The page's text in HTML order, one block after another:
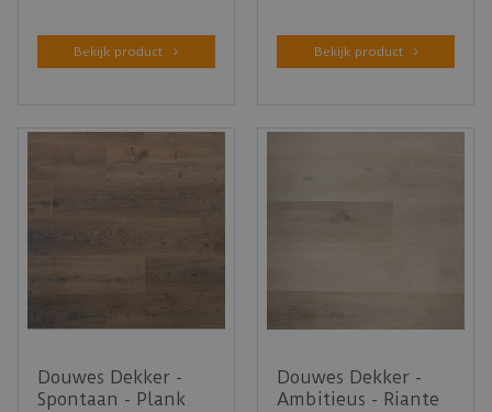
Bekijk product Bekijk product
Douwes Dekker -
Spontaan - Plank
Douwes Dekker -
Ambitieus - Riante